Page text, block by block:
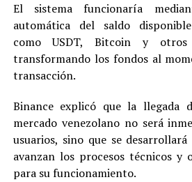
El sistema funcionaría
automática del saldo
como USDT, Bitcoin y otros
transformando los fondos al
transacción.
Binance explicó que la llegada
mercado venezolano no será
usuarios, sino que se
avanzan los procesos técnicos y
para su funcionamiento.